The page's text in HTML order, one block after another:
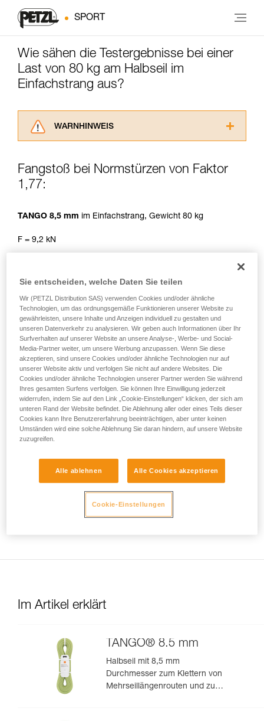
SPORT
Wie sähen die Testergebnisse bei einer
Last von 80 kg am Halbseil im
Einfachstrang aus?
WARNHINWEIS
aufmerksam durch, bevor Sie diesen zu Rate
Informationen richtig verstanden haben.
entsprechende Ausbildung und ein spezielles
Vorgang alleine sicher zu wiederholen, bevor
Wir geben Beispiele für die mit Ihrer Aktivität
verbundenen Techniken. Möglicherweise gibt es
noch andere Techniken, die hier nicht
beschrieben werden.
Fangstoß bei Normstürzen von Faktor
1,77:
TANGO 8,5 mm im Einfachstrang, Gewicht 80 kg
F = 9,2 kN
F = 9 kN
Sturzzahl vor dem Bruch: max. 2
PASO 7,7 mmim Einfachstrang, Gewicht 80 kg
F = 8,5 kN
Sturzzahl vor dem Bruch: max. 2
des Halbseils zu trennen und dieses mehrmals
hintereinander zu clippen, um den Seilzug in einer Route zu
reduzieren.
Achtung, dies bedeutet nicht, dass der Sichernde problemlos
einen harten Sturz im Einfachstrang abfangen kann. Achten
Im Artikel erklärt
TANGO® 8.5 mm
Halbseil mit 8,5 mm
Durchmesser zum Klettern von
Mehrseillängenrouten und zum
Sie entscheiden, welche Daten Sie teilen
Wir (PETZL Distribution SAS) verwenden Cookies und/oder ähnliche
Technologien, um das ordnungsgemäße Funktionieren unserer Website zu
gewährleisten, unsere Inhalte und Anzeigen individuell zu gestalten und
unseren Datenverkehr zu analysieren. Wir geben auch Informationen über Ihr
Surfverhalten auf unserer Website an unsere Analyse-, Werbe- und Social-
Media-Partner weiter, um unsere Werbung anzupassen. Wenn Sie diese
akzeptieren, sind unsere Cookies und/oder ähnliche Technologien nur auf
unserer Website aktiv und verfolgen Sie nicht auf andere Websites. Die
Cookies und/oder ähnliche Technologien unserer Partner werden Sie während
Ihres gesamten Surfens verfolgen. Sie können Ihre Einwilligung jederzeit
widerrufen, indem Sie auf den Link „Cookie-Einstellungen“ klicken, der sich am
unteren Rand der Website befindet. Die Ablehnung aller oder eines Teils dieser
Cookies kann Ihre Benutzererfahrung beeinträchtigen, aber unter keinen
Umständen wird eine solche Ablehnung Sie daran hindern, auf unsere Website
zuzugreifen.
Alle ablehnen Alle Cookies akzeptieren
Cookie-Einstellungen